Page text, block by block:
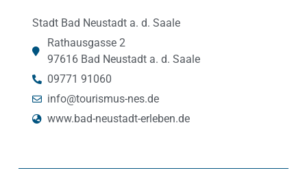
Stadt Bad Neustadt a. d. Saale
Rathausgasse 2
97616 Bad Neustadt a. d. Saale
09771 91060
info@tourismus-nes.de
www.bad-neustadt-erleben.de